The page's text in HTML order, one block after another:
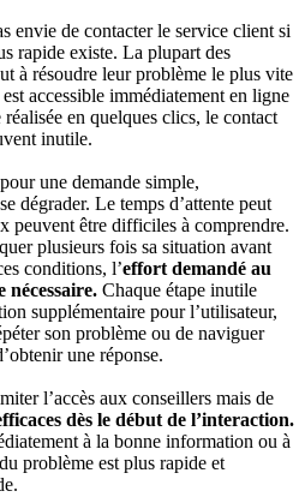
envie de contacter le service client si
rapide existe. La plupart des
à résoudre leur problème le plus vite
accessible immédiatement en ligne
en quelques clics, le contact
inutile.
une demande simple,
dégrader. Le temps d’attente peut
peuvent être difficiles à comprendre.
plusieurs fois sa situation avant
conditions, l’effort demandé au
nécessaire. Chaque étape inutile
supplémentaire pour l’utilisateur,
son problème ou de naviguer
une réponse.
l’accès aux conseillers mais de
dès le début de l’interaction.
à la bonne information ou à
problème est plus rapide et